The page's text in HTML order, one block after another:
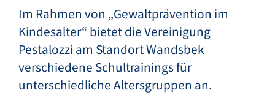
Im Rahmen von „Gewaltprävention im
Kindesalter“ bietet die Vereinigung
Pestalozzi am Standort Wandsbek
verschiedene Schultrainings für
unterschiedliche Altersgruppen an.